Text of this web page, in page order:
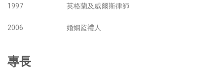
1997 英格蘭及威爾斯律師
2006 婚姻監禮人
專長